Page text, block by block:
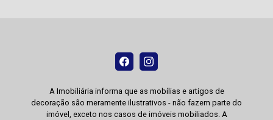
A Imobiliária informa que as mobílias e artigos de
decoração são meramente ilustrativos - não fazem parte do
imóvel, exceto nos casos de imóveis mobiliados. A